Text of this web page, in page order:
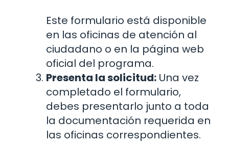
Este formulario está disponible
en las oficinas de atención al
ciudadano o en la página web
oficial del programa.
Presenta la solicitud: Una vez
completado el formulario,
debes presentarlo junto a toda
la documentación requerida en
las oficinas correspondientes.